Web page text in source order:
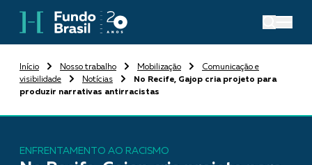
Início Nosso trabalho Mobilização
Comunicação e
visibilidade
Notícias
No Recife, Gajop cria projeto para
produzir narrativas antirracistas
ENFRENTAMENTO AO RACISMO